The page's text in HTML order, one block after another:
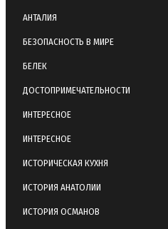
АНТАЛИЯ
БЕЗОПАСНОСТЬ В МИРЕ
БЕЛЕК
ДОСТОПРИМЕЧАТЕЛЬНОСТИ
ИНТЕРЕСНОЕ
ИНТЕРЕСНОЕ
ИСТОРИЧЕСКАЯ КУХНЯ
ИСТОРИЯ АНАТОЛИИ
ИСТОРИЯ ОСМАНОВ